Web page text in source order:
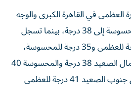
في القاهرة الكبرى والوجه
البحري إلى 36 درجة والمحسوسة إلى 38 درجة، بينما تسجل
السواحل الشمالية 31 درجة للعظمى و35 درجة للمحسوسة،
بينما تبلغ العظمى في شمال الصعيد 38 درجة والمحسوسة 40
درجة، فيما تسجل مناطق جنوب الصعيد 41 درجة للعظمى